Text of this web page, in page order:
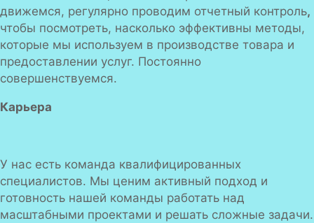
движемся, регулярно проводим отчетный контроль,
чтобы посмотреть, насколько эффективны методы,
которые мы используем в производстве товара и
предоставлении услуг. Постоянно
совершенствуемся.
Карьера
У нас есть команда квалифицированных
специалистов. Мы ценим активный подход и
готовность нашей команды работать над
масштабными проектами и решать сложные задачи.